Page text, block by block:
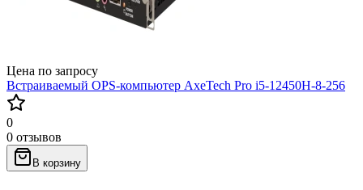
Цена по запросу
Встраиваемый OPS-компьютер AxeTech Pro i5-12450H-8-256
0
0 отзывов
В корзину